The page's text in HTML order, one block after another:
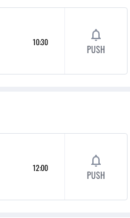
10:30
PUSH
12:00
PUSH